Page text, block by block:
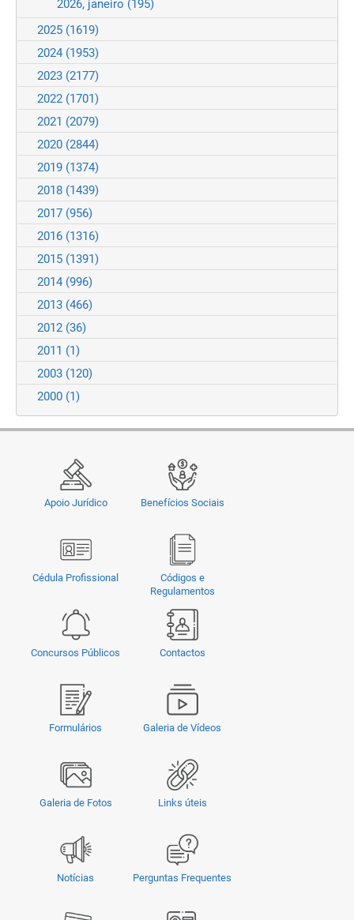
2026, janeiro (195)
2025 (1619)
2024 (1953)
2023 (2177)
2022 (1701)
2021 (2079)
2020 (2844)
2019 (1374)
2018 (1439)
2017 (956)
2016 (1316)
2015 (1391)
2014 (996)
2013 (466)
2012 (36)
2011 (1)
2003 (120)
2000 (1)
Apoio Jurídico Benefícios Sociais
Cédula Profissional
Códigos e
Regulamentos
Concursos Públicos Contactos
Formulários Galeria de Vídeos
Galeria de Fotos Links úteis
Notícias Perguntas Frequentes